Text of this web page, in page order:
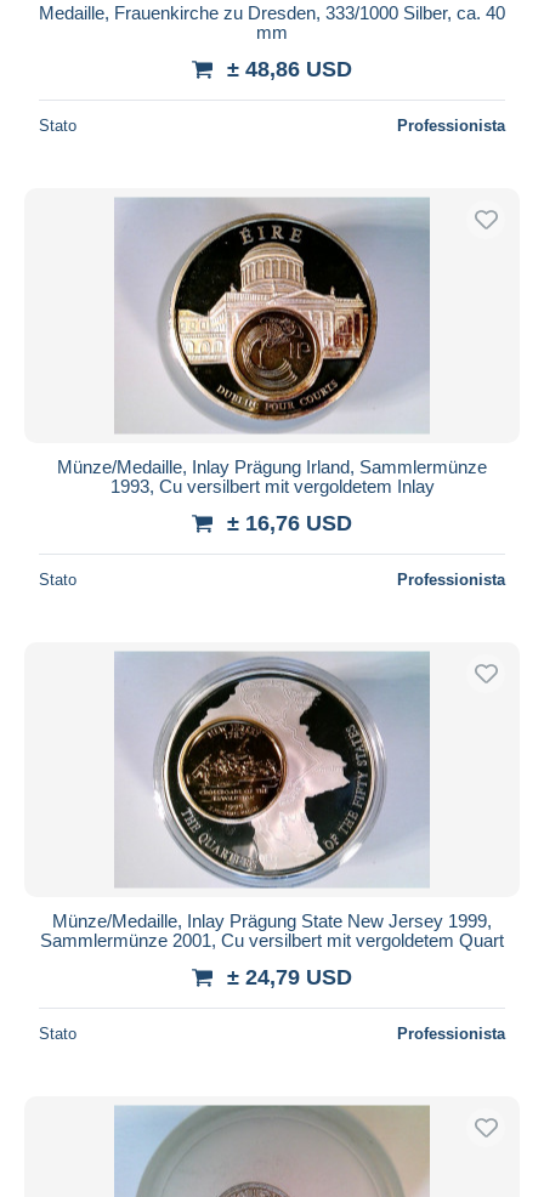
Medaille, Frauenkirche zu Dresden, 333/1000 Silber, ca. 40
mm
± 48,86 USD
Stato Professionista
Münze/Medaille, Inlay Prägung Irland, Sammlermünze
1993, Cu versilbert mit vergoldetem Inlay
± 16,76 USD
Stato Professionista
Münze/Medaille, Inlay Prägung State New Jersey 1999,
Sammlermünze 2001, Cu versilbert mit vergoldetem Quart
± 24,79 USD
Stato Professionista